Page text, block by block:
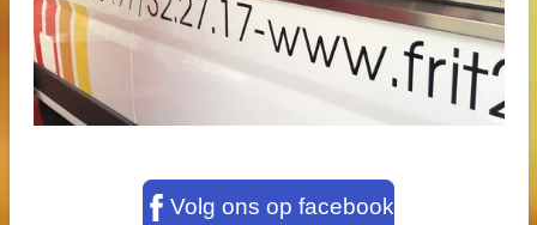
Volg ons op facebook